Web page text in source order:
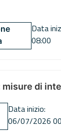
Data
08:00
di
Data inizio:
06/07/2026